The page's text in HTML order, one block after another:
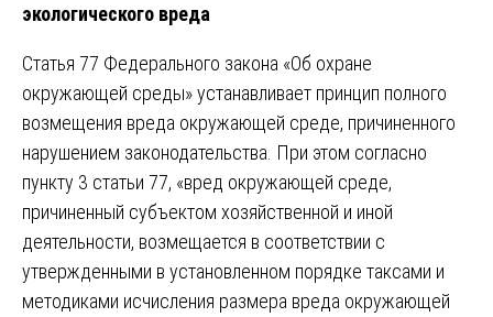
экологического вреда
Статья 77 Федерального закона «Об охране
окружающей среды» устанавливает принцип полного
возмещения вреда окружающей среде, причиненного
нарушением законодательства. При этом согласно
пункту 3 статьи 77, «вред окружающей среде,
причиненный субъектом хозяйственной и иной
деятельности, возмещается в соответствии с
утвержденными в установленном порядке таксами и
методиками исчисления размера вреда окружающей